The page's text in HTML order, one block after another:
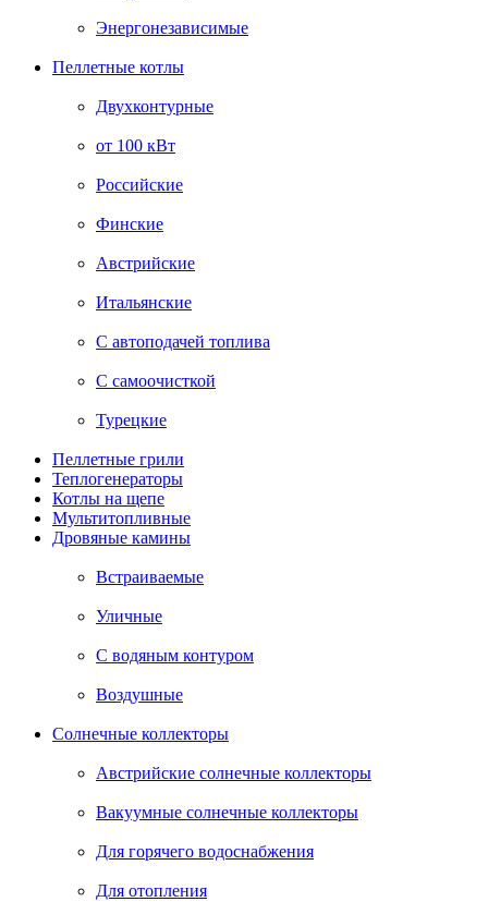
Энергонезависимые
Пеллетные котлы
Двухконтурные
от 100 кВт
Российские
Финские
Австрийские
Итальянские
С автоподачей топлива
С самоочисткой
Турецкие
Пеллетные грили
Теплогенераторы
Котлы на щепе
Мультитопливные
Дровяные камины
Встраиваемые
Уличные
С водяным контуром
Воздушные
Солнечные коллекторы
Австрийские солнечные коллекторы
Вакуумные солнечные коллекторы
Для горячего водоснабжения
Для отопления